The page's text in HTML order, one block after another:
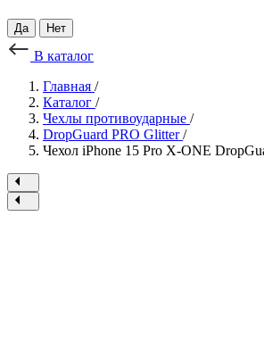
Да Нет
В каталог
Главная /
Каталог /
Чехлы противоударные /
DropGuard PRO Glitter/
Чехол iPhone 15 Pro X-ONE